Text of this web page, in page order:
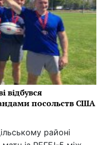
відбувся
посольств США
районі